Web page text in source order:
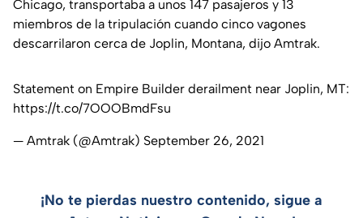
Chicago, transportaba a unos 147 pasajeros y 13
miembros de la tripulación cuando cinco vagones
descarrilaron cerca de Joplin, Montana, dijo Amtrak.
Statement on Empire Builder derailment near Joplin, MT:
https://t.co/7OOOBmdFsu
— Amtrak (@Amtrak) September 26, 2021
¡No te pierdas nuestro contenido, sigue a